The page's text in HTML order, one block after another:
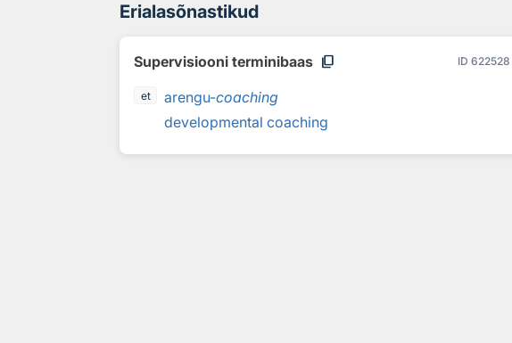
Erialasõnastikud
Supervisiooni terminibaas content_copy ID 622528
et arengu-coaching
developmental coaching